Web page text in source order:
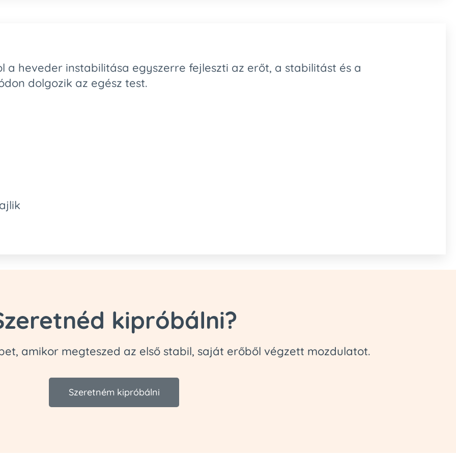
a heveder instabilitása egyszerre fejleszti az erőt, a stabilitást és a
dolgozik az egész test.
kipróbálni?
amikor megteszed az első stabil, saját erőből végzett mozdulatot.
Szeretném kipróbálni